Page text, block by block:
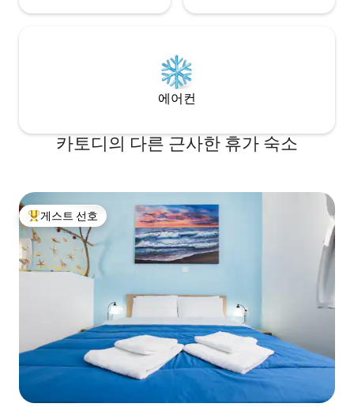
에어컨
카토디의 다른 근사한 휴가 숙소
상위 게스트 선호
게스트 선호